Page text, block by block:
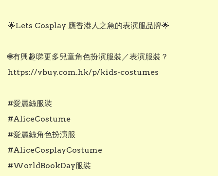
🌟Lets Cosplay 應香港人之急的表演服品牌🌟
🌐有興趣睇更多兒童角色扮演服裝／表演服裝？
https://vbuy.com.hk/p/kids-costumes
#愛麗絲服裝
#AliceCostume
#愛麗絲角色扮演服
#AliceCosplayCostume
#WorldBookDay服裝